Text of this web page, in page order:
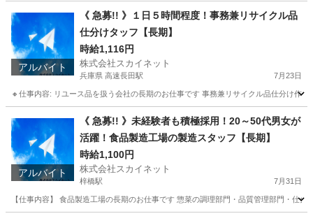
武庫川駅 一般事務 土日
アルバイト
《 急募!! 》１日５時間程度！事務兼リサイクル品
仕分けタッフ【長期】
時給1,116円
株式会社スカイネット
兵庫県 高速長田駅 7月23日
🔸仕事内容: リユース品を扱う会社の長期のお仕事です 事務兼リサイクル品仕分け作
高速長田駅 一般事務 時給
アルバイト
《 急募!! 》未経験者も積極採用！20～50代男女が
活躍！食品製造工場の製造スタッフ【長期】
時給1,100円
株式会社スカイネット
梓橋駅 7月31日
【仕事内容】 食品製造工場の長期のお仕事です 惣菜の調理部門・品質管理部門・仕